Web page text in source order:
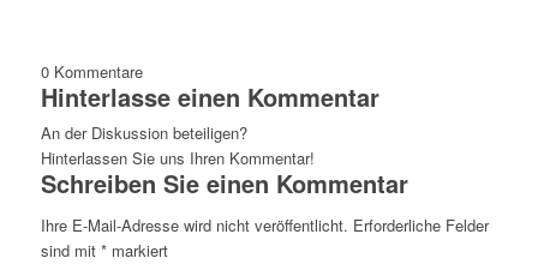
0 Kommentare
Hinterlasse einen Kommentar
An der Diskussion beteiligen?
Hinterlassen Sie uns Ihren Kommentar!
Schreiben Sie einen Kommentar
Ihre E-Mail-Adresse wird nicht veröffentlicht. Erforderliche Felder
sind mit *markiert